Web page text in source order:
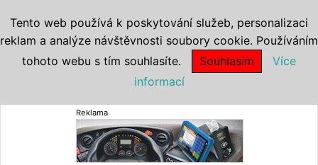
Reklama
Tento web používá k poskytování služeb, personalizaci
reklam a analýze návštěvnosti soubory cookie. Používáním
tohoto webu s tím souhlasíte.
Souhlasím
Více
informací